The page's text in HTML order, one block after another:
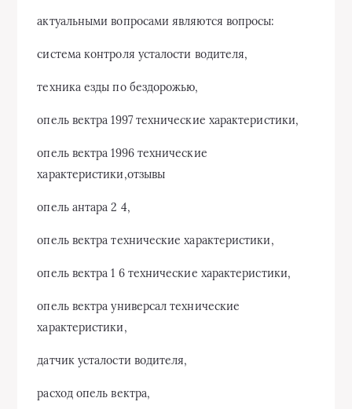
актуальными вопросами являются вопросы:
система контроля усталости водителя,
техника езды по бездорожью,
опель вектра 1997 технические характеристики,
опель вектра 1996 технические
характеристики,отзывы
опель антара 2 4,
опель вектра технические характеристики,
опель вектра 1 6 технические характеристики,
опель вектра универсал технические
характеристики,
датчик усталости водителя,
расход опель вектра,